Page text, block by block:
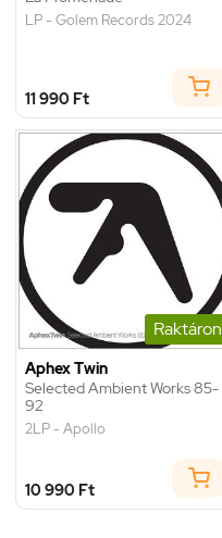
LP - Golem Records 2024
11 990 Ft
Raktáron
Aphex Twin
Selected Ambient Works 85-
92
2LP - Apollo
10 990 Ft